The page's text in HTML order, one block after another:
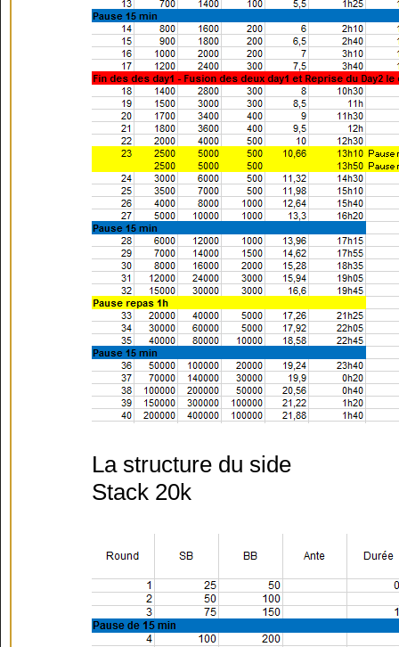
La structure du side
Stack 20k